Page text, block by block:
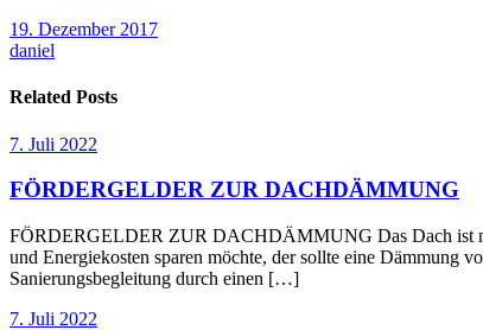
19. Dezember 2017
daniel
Related Posts
7. Juli 2022
FÖRDERGELDER ZUR DACHDÄMMUNG
FÖRDERGELDER ZUR DACHDÄMMUNG Das Dach ist
und Energiekosten sparen möchte, der sollte eine Dämmung
Sanierungsbegleitung durch einen […]
7. Juli 2022